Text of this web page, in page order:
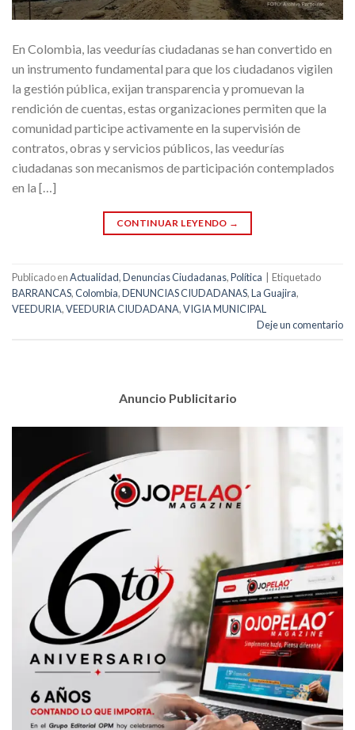
En Colombia, las veedurías ciudadanas se han convertido en
un instrumento fundamental para que los ciudadanos vigilen
la gestión pública, exijan transparencia y promuevan la
rendición de cuentas, estas organizaciones permiten que la
comunidad participe activamente en la supervisión de
contratos, obras y servicios públicos, las veedurías
ciudadanas son mecanismos de participación contemplados
en la […]
CONTINUAR LEYENDO →
Publicado enActualidad,Denuncias Ciudadanas,Política
Etiquetado
BARRANCAS,Colombia,DENUNCIAS CIUDADANAS,La Guajira,
VEEDURIA,VEEDURIA CIUDADANA,VIGIA MUNICIPAL
Deje un comentario
Anuncio Publicitario